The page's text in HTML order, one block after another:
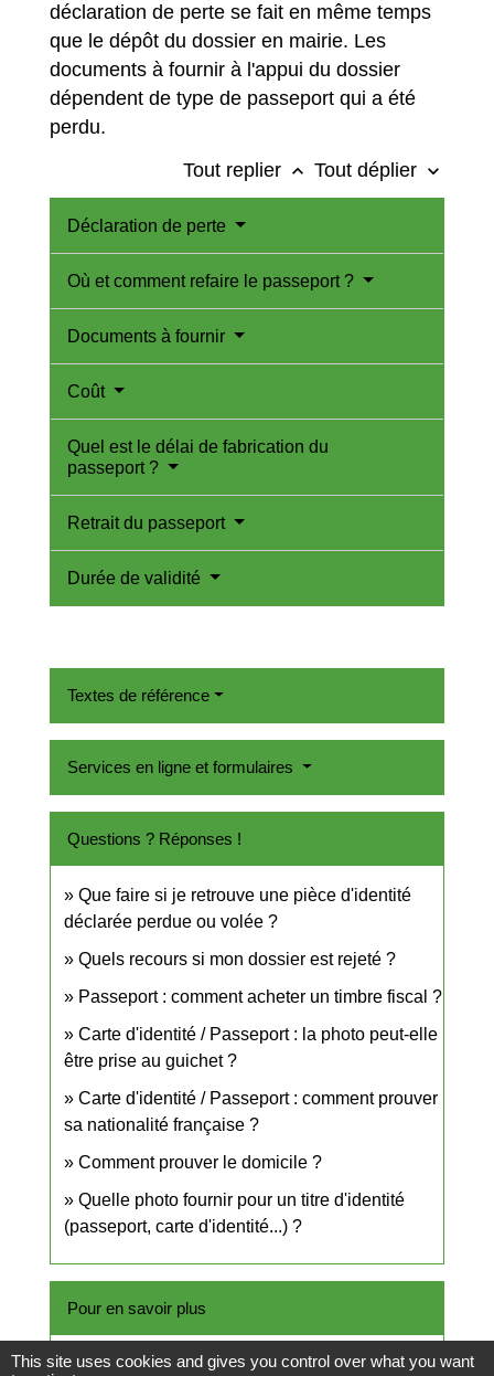
déclaration de perte se fait en même temps
que le dépôt du dossier en mairie. Les
documents à fournir à l'appui du dossier
dépendent de type de passeport qui a été
perdu.
Tout replier keyboard_arrow_up Tout déplier keyboard_arrow_down
Déclaration de perte
Où et comment refaire le passeport ?
Documents à fournir
Coût
Quel est le délai de fabrication du
passeport ?
Retrait du passeport
Durée de validité
Textes de référence
Services en ligne et formulaires
Questions ? Réponses !
Que faire si je retrouve une pièce d'identité
déclarée perdue ou volée ?
Quels recours si mon dossier est rejeté ?
Passeport : comment acheter un timbre fiscal ?
Carte d'identité / Passeport : la photo peut-elle
être prise au guichet ?
Carte d'identité / Passeport : comment prouver
sa nationalité française ?
Comment prouver le domicile ?
Quelle photo fournir pour un titre d'identité
(passeport, carte d'identité...) ?
Pour en savoir plus
Vérifier si l'état civil de votre ville de naissance
This site uses cookies and gives you control over what you want